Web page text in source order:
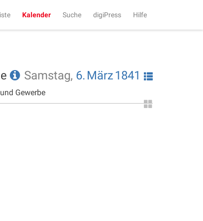
Kalender Suche digiPress Hilfe
Samstag, 6. März 1841
Gewerbe